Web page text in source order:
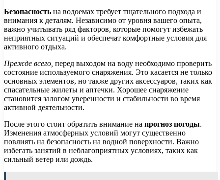
Безопасность на водоемах требует тщательного подхода и
внимания к деталям. Независимо от уровня вашего опыта,
важно учитывать ряд факторов, которые помогут избежать
неприятных ситуаций и обеспечат комфортные условия для
активного отдыха.
Прежде всего, перед выходом на воду необходимо проверить
состояние используемого снаряжения. Это касается не только
основных элементов, но также других аксессуаров, таких как
спасательные жилеты и аптечки. Хорошее снаряжение
становится залогом уверенности и стабильности во время
активной деятельности.
После этого стоит обратить внимание на прогноз погоды.
Изменения атмосферных условий могут существенно
повлиять на безопасность на водной поверхности. Важно
избегать занятий в неблагоприятных условиях, таких как
сильный ветер или дождь.